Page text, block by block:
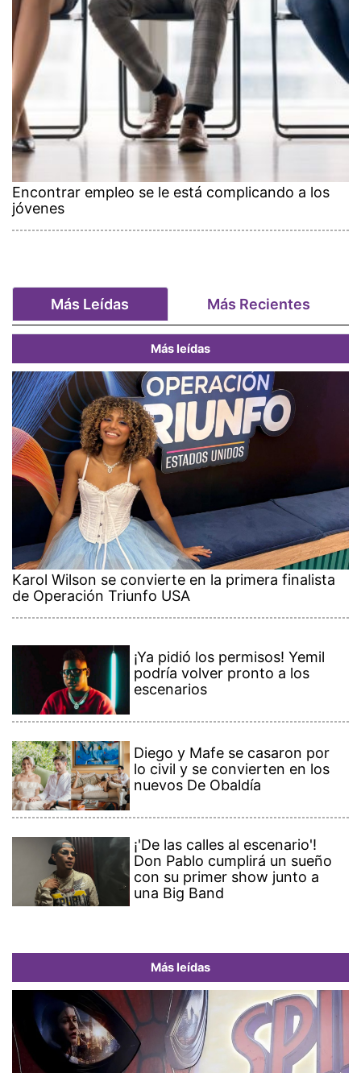
Encontrar empleo se le está complicando a los
jóvenes
Más Leídas Más Recientes
Más leídas
Karol Wilson se convierte en la primera finalista
de Operación Triunfo USA
¡Ya pidió los permisos! Yemil
podría volver pronto a los
escenarios
Diego y Mafe se casaron por
lo civil y se convierten en los
nuevos De Obaldía
¡'De las calles al escenario'!
Don Pablo cumplirá un sueño
con su primer show junto a
una Big Band
Más leídas